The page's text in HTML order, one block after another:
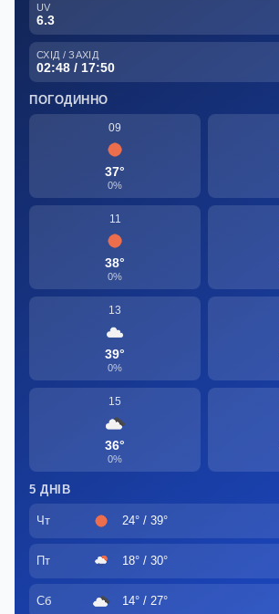
UV
6.3
СХІД / ЗАХІД
02:48 / 17:50
ПОГОДИННО
09
37°
0%
11
38°
0%
13
39°
0%
15
36°
0%
5 ДНІВ
Чт 24° / 39°
Пт 18° / 30°
Сб 14° / 27°